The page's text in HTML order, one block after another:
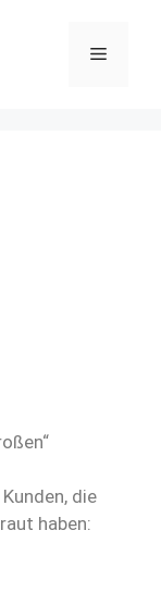
die
haben: